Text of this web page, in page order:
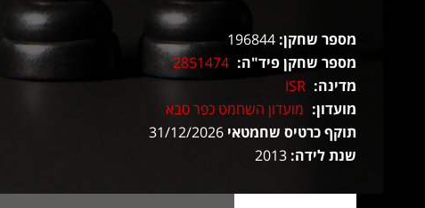
מספר שחקן:
מספר שחקן פיד"ה: 2851474
מדינה: ISR
מועדון: מועדון השחמט כפר סבא
תוקף כרטיס שחמטאי
שנת לידה: